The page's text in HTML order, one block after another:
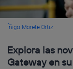
Íñigo Morete Ortiz
Explora las
Gateway en